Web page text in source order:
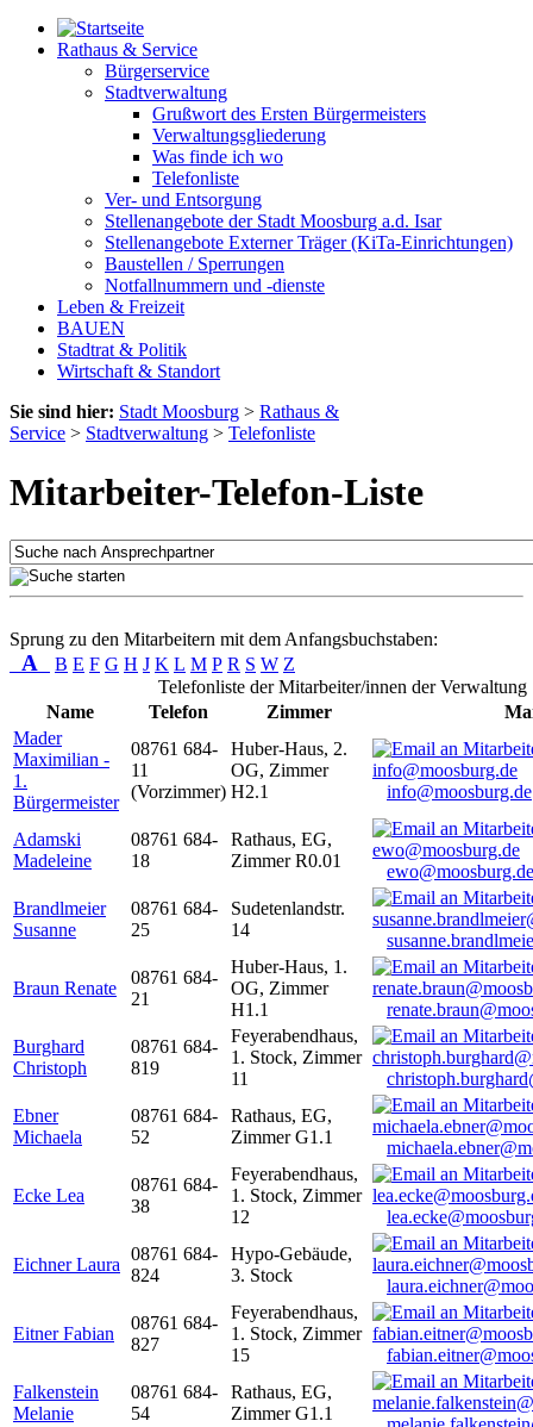
Rathaus & Service
Bürgerservice
Stadtverwaltung
Grußwort des Ersten Bürgermeisters
Verwaltungsgliederung
Was finde ich wo
Telefonliste
Ver- und Entsorgung
Stellenangebote der Stadt Moosburg a.d. Isar
Stellenangebote Externer Träger (KiTa-Einrichtungen)
Baustellen / Sperrungen
Notfallnummern und -dienste
Leben & Freizeit
BAUEN
Stadtrat & Politik
Wirtschaft & Standort
Sie sind hier: Stadt Moosburg > Rathaus &
Service > Stadtverwaltung > Telefonliste
Mitarbeiter-Telefon-Liste
Sprung zu den Mitarbeitern mit dem Anfangsbuchstaben:
A B E F G H J K L M P R S W Z
Telefonliste der Mitarbeiter/innen der Verwaltung
Name
Telefon Zimmer
Mader
Maximilian -
1.
Bürgermeister
08761 684-
11
(Vorzimmer)
Huber-Haus, 2.
OG, Zimmer
H2.1
info@moosburg.de
Adamski
Madeleine
08761 684-
18
Rathaus, EG,
Zimmer R0.01
ewo@moosburg.de
Brandlmeier
Susanne
08761 684-
25
Sudetenlandstr.
14
Braun Renate
08761 684-
21
Huber-Haus, 1.
OG, Zimmer
H1.1
Burghard
Christoph
08761 684-
819
Feyerabendhaus,
1. Stock, Zimmer
11
Ebner
Michaela
08761 684-
52
Rathaus, EG,
Zimmer G1.1
Ecke Lea
08761 684-
38
Feyerabendhaus,
1. Stock, Zimmer
12
Eichner Laura
08761 684-
824
Hypo-Gebäude,
3. Stock
Eitner Fabian
08761 684-
827
Feyerabendhaus,
1. Stock, Zimmer
15
Falkenstein
Melanie
08761 684-
54
Rathaus, EG,
Zimmer G1.1